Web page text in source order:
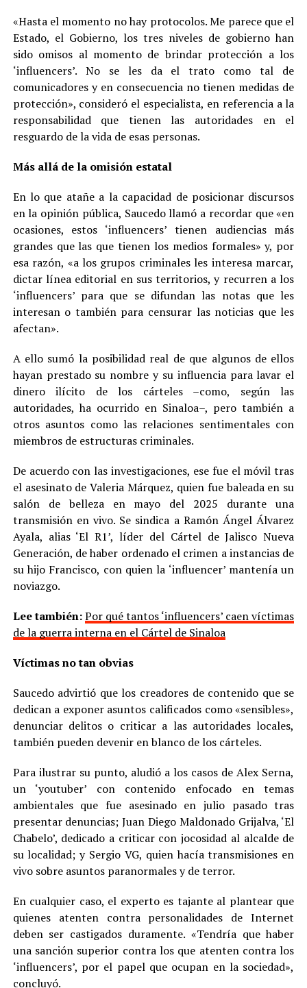
«Hasta el momento no hay protocolos. Me parece que el
Estado, el Gobierno, los tres niveles de gobierno han
sido omisos al momento de brindar protección a los
‘influencers’. No se les da el trato como tal de
comunicadores y en consecuencia no tienen medidas de
protección», consideró el especialista, en referencia a la
responsabilidad que tienen las autoridades en el
resguardo de la vida de esas personas.
Más allá de la omisión estatal
En lo que atañe a la capacidad de posicionar discursos
en la opinión pública, Saucedo llamó a recordar que «en
ocasiones, estos ‘influencers’ tienen audiencias más
grandes que las que tienen los medios formales» y, por
esa razón, «a los grupos criminales les interesa marcar,
dictar línea editorial en sus territorios, y recurren a los
‘influencers’ para que se difundan las notas que les
interesan o también para censurar las noticias que les
afectan».
A ello sumó la posibilidad real de que algunos de ellos
hayan prestado su nombre y su influencia para lavar el
dinero ilícito de los cárteles –como, según las
autoridades, ha ocurrido en Sinaloa–, pero también a
otros asuntos como las relaciones sentimentales con
miembros de estructuras criminales.
De acuerdo con las investigaciones, ese fue el móvil tras
el asesinato de Valeria Márquez, quien fue baleada en su
salón de belleza en mayo del 2025 durante una
transmisión en vivo. Se sindica a Ramón Ángel Álvarez
Ayala, alias ‘El R1’, líder del Cártel de Jalisco Nueva
Generación, de haber ordenado el crimen a instancias de
su hijo Francisco, con quien la ‘influencer’ mantenía un
noviazgo.
Lee también:Por qué tantos ‘influencers’ caen víctimas
de la guerra interna en el Cártel de Sinaloa
Víctimas no tan obvias
Saucedo advirtió que los creadores de contenido que se
dedican a exponer asuntos calificados como «sensibles»,
denunciar delitos o criticar a las autoridades locales,
también pueden devenir en blanco de los cárteles.
Para ilustrar su punto, aludió a los casos de Alex Serna,
un ‘youtuber’ con contenido enfocado en temas
ambientales que fue asesinado en julio pasado tras
presentar denuncias; Juan Diego Maldonado Grijalva, ‘El
Chabelo’, dedicado a criticar con jocosidad al alcalde de
su localidad; y Sergio VG, quien hacía transmisiones en
vivo sobre asuntos paranormales y de terror.
En cualquier caso, el experto es tajante al plantear que
quienes atenten contra personalidades de Internet
deben ser castigados duramente. «Tendría que haber
una sanción superior contra los que atenten contra los
‘influencers’, por el papel que ocupan en la sociedad»,
concluyó.